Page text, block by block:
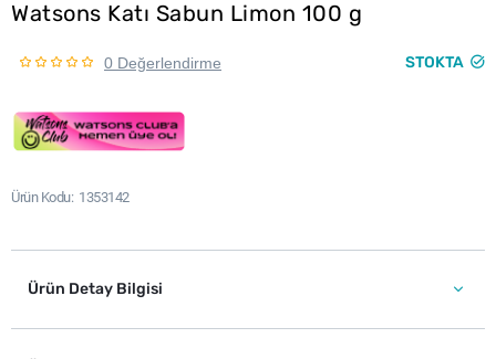
Watsons Katı Sabun Limon 100 g
0 Değerlendirme STOKTA
Ürün Kodu 1353142
Ürün Detay Bilgisi